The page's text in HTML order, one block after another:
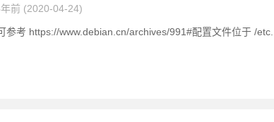
前 (2020-04-24)
参考 https://www.debian.cn/archives/991#配置文件位于 /etc...